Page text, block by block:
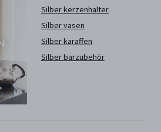
Silber kerzenhalter
Silber vasen
Silber karaffen
Silber barzubehör